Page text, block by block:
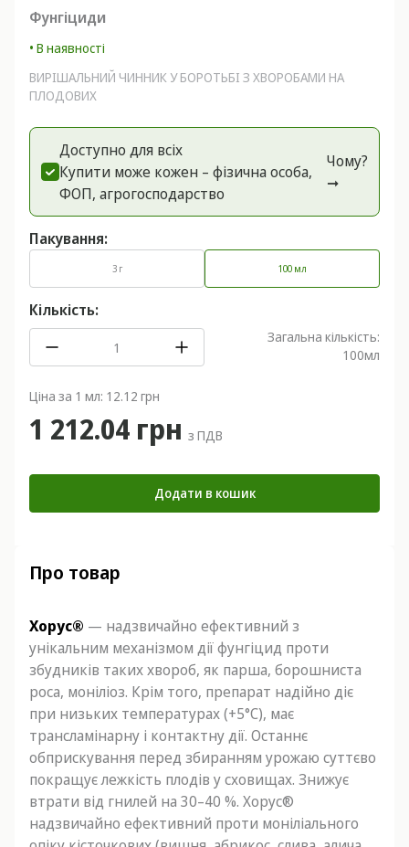
Фунгіциди
• В наявності
ВИРІШАЛЬНИЙ ЧИННИК У БОРОТЬБІ З ХВОРОБАМИ НА
ПЛОДОВИХ
Доступно для всіх
Купити може кожен – фізична особа,
ФОП, агрогоспoдарство
Чому?
➞
Пакування:
3 г 100 мл
Кількість:
Загальна кількість:
100мл
Ціна за 1 мл: 12.12 грн
1 212.04 грн з ПДВ
Додати в кошик
Про товар
Хорус® — надзвичайно ефективний з
унікальним механізмом дії фунгіцид проти
збудників таких хвороб, як парша, борошниста
роса, моніліоз. Крім того, препарат надійно діє
при низьких температурах (+5°С), має
трансламінарну і контактну дії. Останнє
обприскування перед збиранням урожаю суттєво
покращує лежкість плодів у сховищах. Знижує
втрати від гнилей на 30–40 %. Хорус®
надзвичайно ефективний проти моніліального